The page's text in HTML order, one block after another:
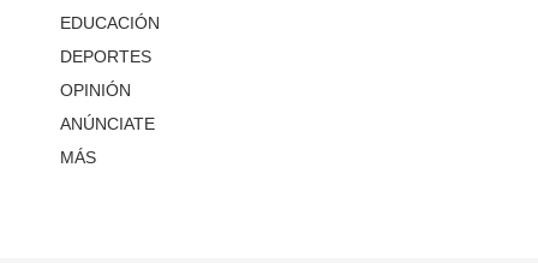
EDUCACIÓN
DEPORTES
OPINIÓN
ANÚNCIATE
MÁS